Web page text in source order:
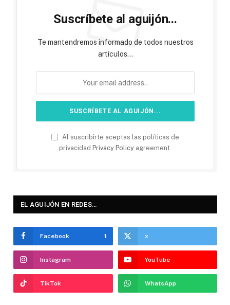
Suscríbete al aguijón...
Te mantendremos informado de todos nuestros
artículos...
Al suscribirte aceptas las políticas de
privacidad Privacy Policy agreement.
EL AGUIJÓN EN REDES…
Facebook 1 x
Instagram YouTube
TikTok WhatsApp